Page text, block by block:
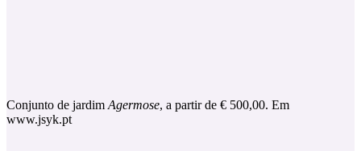
Conjunto de jardim Agermose, a partir de € 500,00. Em
www.jsyk.pt